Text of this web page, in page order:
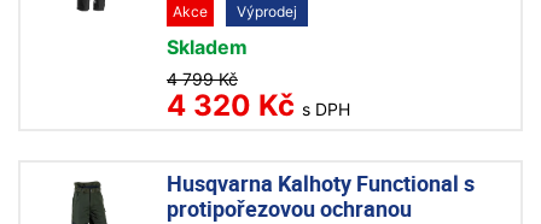
Akce Výprodej
Skladem
4 799 Kč
4 320 Kč s DPH
Husqvarna Kalhoty Functional s
protipořezovou ochranou